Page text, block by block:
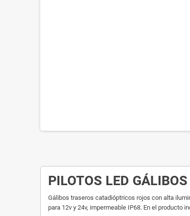
PILOTOS LED
Gálibos traseros catadióptricos rojos con alta
para 12v y 24v, impermeable IP68. En el producto